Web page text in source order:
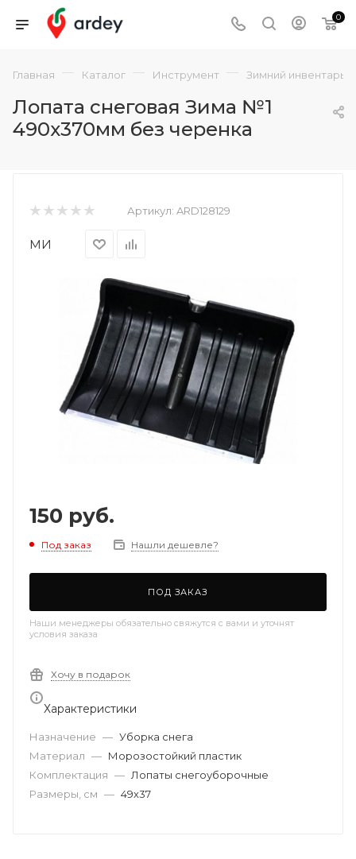
0
Главная — Каталог — Инструмент — Зимний инвентарь
Лопата снеговая Зима №1
490х370мм без черенка
Артикул: ARD128129
МИ
150 руб.
Под заказ Нашли дешевле?
ПОД ЗАКАЗ
Наши менеджеры обязательно свяжутся с вами и уточнят
условия заказа
Хочу в подарок
Характеристики
Назначение — Уборка снега
Материал — Морозостойкий пластик
Комплектация — Лопаты снегоуборочные
Размеры, см — 49х37